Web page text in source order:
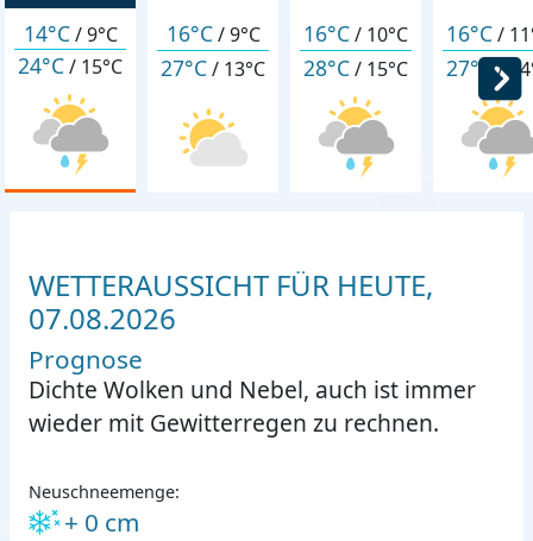
14°C/9°C
24°C/ 15°C
16°C/9°C
27°C/ 13°C
16°C/ 10°C
28°C/ 15°C
16°C/
27°C /
WETTERAUSSICHT FÜR HEUTE,
07.08.2026
Prognose
Dichte Wolken und Nebel, auch ist immer
wieder mit Gewitterregen zu rechnen.
Neuschneemenge:
+ 0 cm